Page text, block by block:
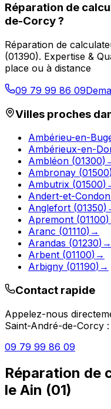
Réparation de
de-Corcy?
Réparation de
(01390). Expertise &
place ou à distance
09 79 99 86 09
Villes proches
Ambérieu-en-
Ambérieux-en-
Ambléon (01300)
Ambronay (01500
Ambutrix (01500)
Andert-et-Condon
Anglefort (01350)
Apremont (01100)
Aranc (01110) →
Arandas (01230) →
Arbent (01100) →
Arbigny (01190) →
Contact rapide
Appelez-nous
Saint-André-de-Corcy :
09 79 99 86 09
Réparation de
le Ain (01)